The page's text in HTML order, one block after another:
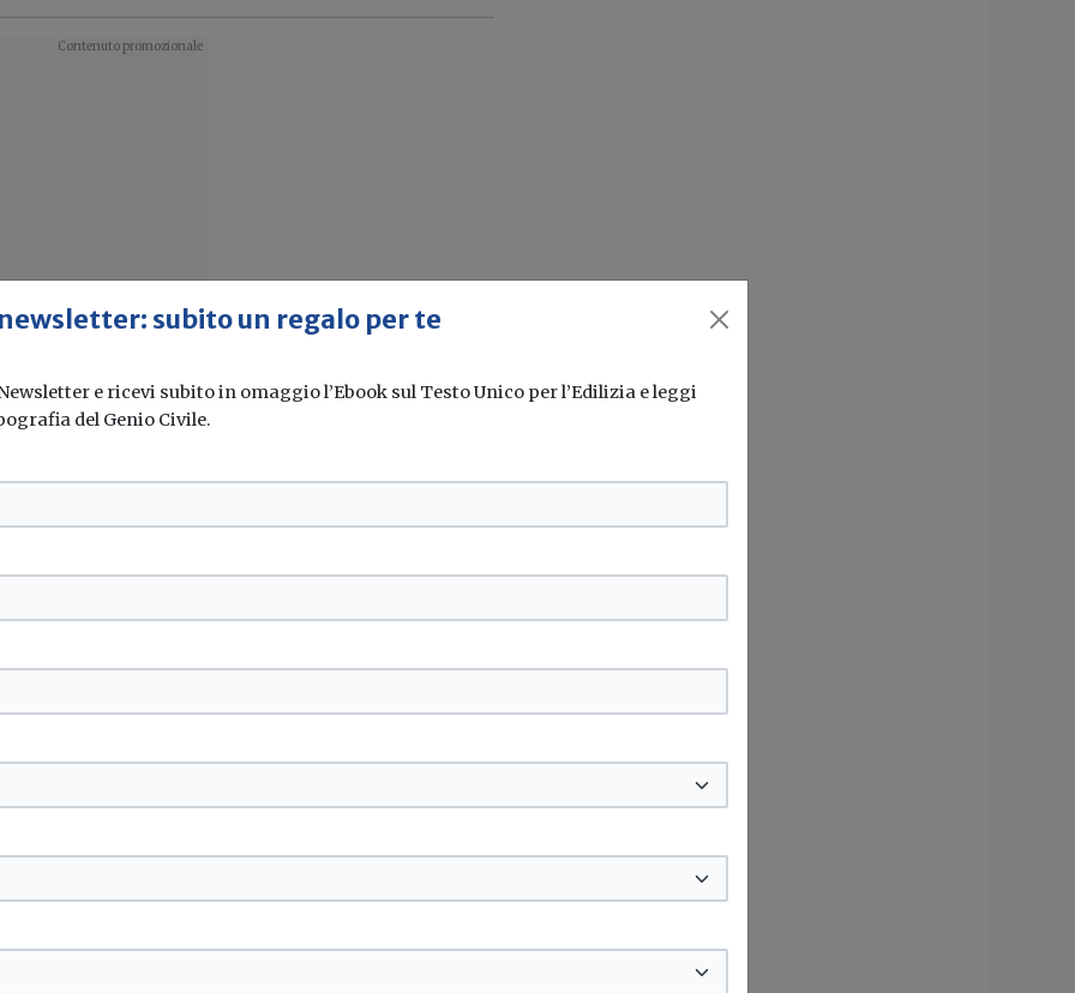
di calore
l’inverter trifase con...
compressori vite
calore multifunzionale di
subito un regalo per te
e ricevi subito in omaggio l’Ebook sul Testo Unico per l’Edilizia e leggi
del Genio Civile.